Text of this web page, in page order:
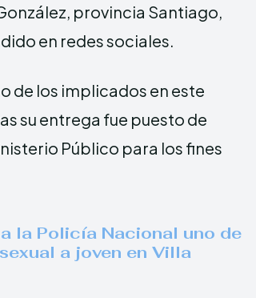
provincia Santiago,
en redes sociales.
de los implicados en este
su entrega fue puesto de
Público para los fines
la Policía Nacional uno de
a joven en Villa